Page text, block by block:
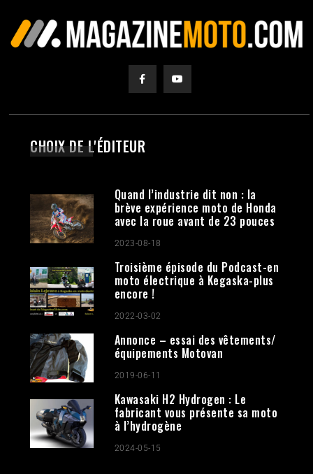
CHOIX DE L'ÉDITEUR
Quand l’industrie dit non : la
brève expérience moto de Honda
avec la roue avant de 23 pouces
2023-08-18
Troisième épisode du Podcast-en
moto électrique à Kegaska-plus
encore !
2022-03-02
Annonce – essai des vêtements/
équipements Motovan
2019-06-11
Kawasaki H2 Hydrogen : Le
fabricant vous présente sa moto
à l’hydrogène
2024-05-15